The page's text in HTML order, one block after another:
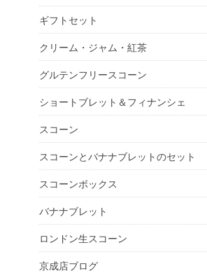
ギフトセット
クリーム・ジャム・紅茶
グルテンフリースコーン
ショートブレット＆フィナンシェ
スコーン
スコーンとバナナブレットのセット
スコーンボックス
バナナブレット
ロンドン生スコーン
京成店ブログ